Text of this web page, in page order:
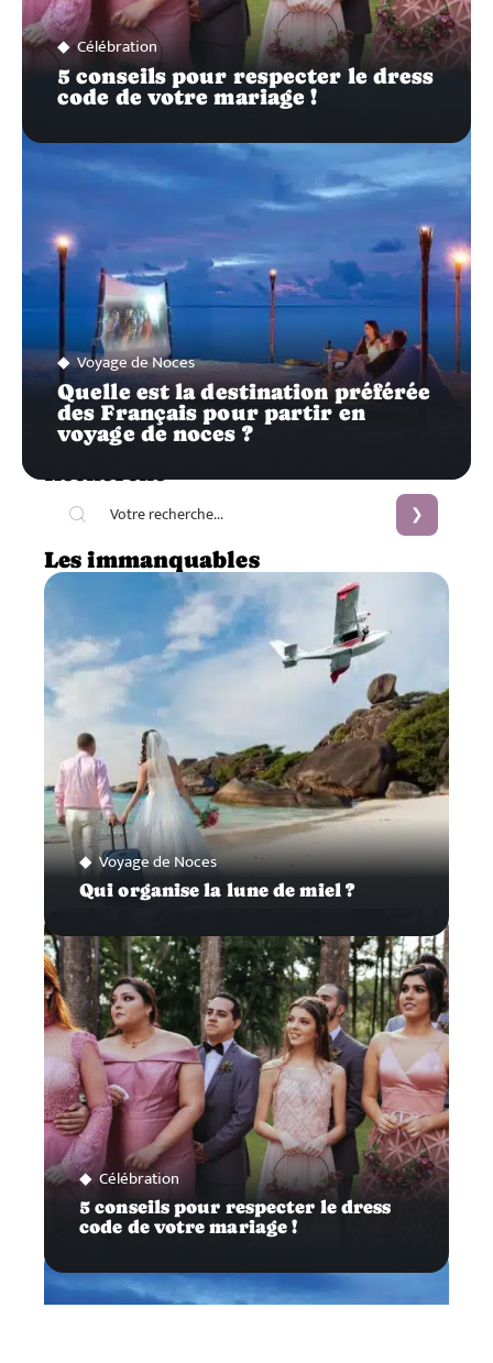
Célébration
5 conseils pour respecter le dress
code de votre mariage !
Voyage de Noces
Quelle est la destination préférée
des Français pour partir en
voyage de noces ?
Les immanquables
Voyage de Noces
Qui organise la lune de miel ?
Célébration
5 conseils pour respecter le dress
code de votre mariage !